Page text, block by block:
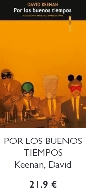
POR LOS BUENOS
TIEMPOS
Keenan, David
21.9 €